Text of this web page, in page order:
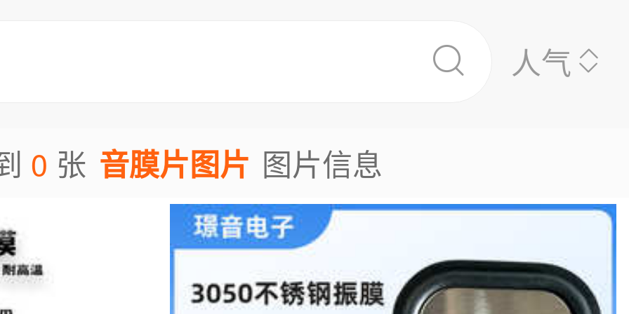
人气
0 张 音膜片图片 图片信息